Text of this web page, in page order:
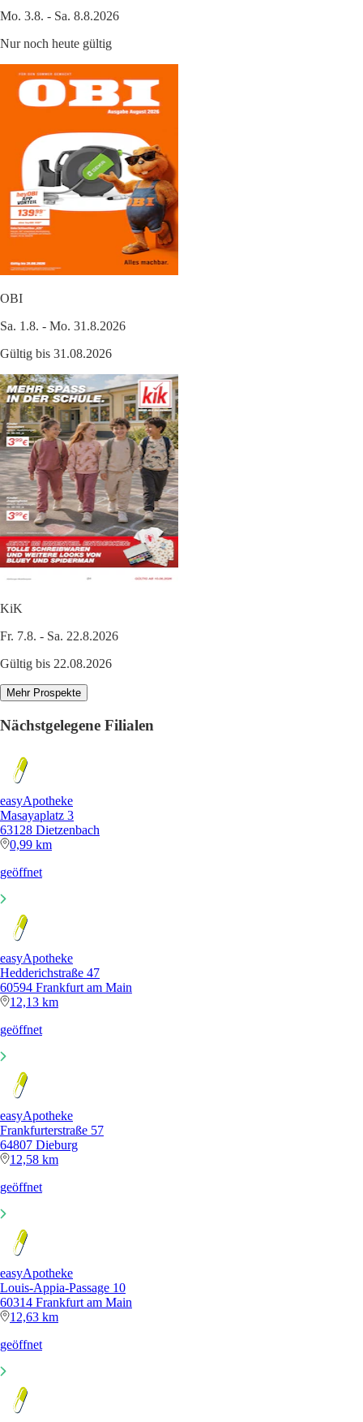
Mo. 3.8. - Sa. 8.8.2026
Nur noch heute gültig
OBI
Sa. 1.8. - Mo. 31.8.2026
Gültig bis 31.08.2026
KiK
Fr. 7.8. - Sa. 22.8.2026
Gültig bis 22.08.2026
Mehr Prospekte
Nächstgelegene Filialen
easyApotheke
Masayaplatz 3
63128 Dietzenbach
0,99 km
geöffnet
easyApotheke
Hedderichstraße 47
60594 Frankfurt am Main
12,13 km
geöffnet
easyApotheke
Frankfurterstraße 57
64807 Dieburg
12,58 km
geöffnet
easyApotheke
Louis-Appia-Passage 10
60314 Frankfurt am Main
12,63 km
geöffnet